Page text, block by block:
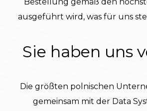
ausgeführt wird, was für uns
Sie haben uns
Die größten polnischen
gemeinsam mit der Data